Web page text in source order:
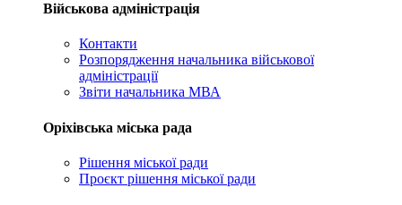
Військова адміністрація
Контакти
Розпорядження начальника військової
адміністрації
Звіти начальника МВА
Оріхівська міська рада
Рішення міської ради
Проєкт рішення міської ради